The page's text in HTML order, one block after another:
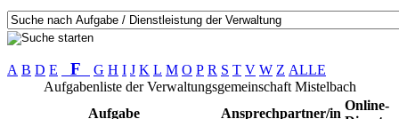
A B D E F G H I J K L M O P R S T V W Z ALLE
Aufgabenliste der Verwaltungsgemeinschaft Mistelbach
Aufgabe
Ansprechpartner/in
Online-